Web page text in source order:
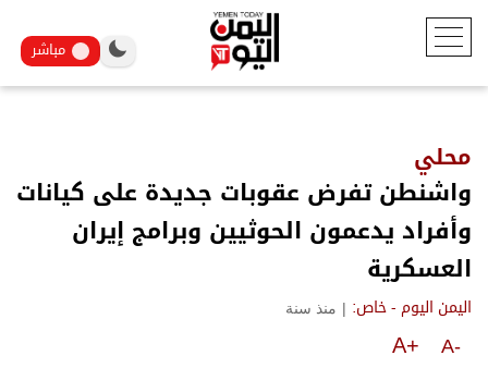
مباشر
محلي
واشنطن تفرض عقوبات جديدة على كيانات
وأفراد يدعمون الحوثيين وبرامج إيران
العسكرية
اليمن اليوم - خاص: | منذ سنة
A-
A+